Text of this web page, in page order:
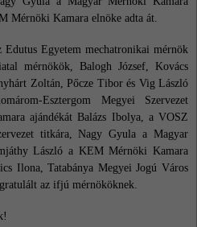
Mérnöki Kamara elnöke adta át.
Egyetem mechatronikai mérnök
mérnökök, Balogh József, Kovács
Zoltán, Pőcze Tibor és Vig László
Esztergom Megyei Szervezet
ajándékát Balázs Ibolya, a VOSZ
titkára, Nagy Gyula a Magyar
László a KEM Mérnöki Kamara
Ilona, Tatabánya Megyei Jogú Város
az ifjú mérnököknek.